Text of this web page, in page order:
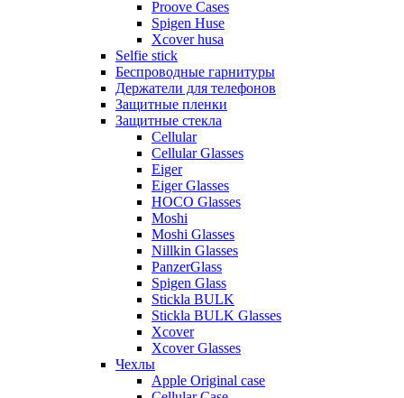
Proove Cases
Spigen Huse
Xcover husa
Selfie stick
Беспроводные гарнитуры
Держатели для телефонов
Защитные пленки
Защитные стекла
Cellular
Cellular Glasses
Eiger
Eiger Glasses
HOCO Glasses
Moshi
Moshi Glasses
Nillkin Glasses
PanzerGlass
Spigen Glass
Stickla BULK
Stickla BULK Glasses
Xcover
Xcover Glasses
Чехлы
Apple Original case